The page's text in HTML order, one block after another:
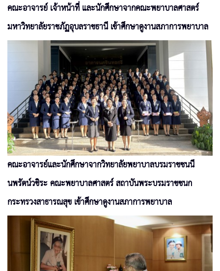
คณะอาจารย์ เจ้าหน้าที่ และนักศึกษาจากคณะพยาบาลศาสตร์
มหาวิทยาลัยราชภัฏอุบลราชธานี เข้าศึกษาดูงานสภาการพยาบาล
คณะอาจารย์และนักศึกษาจากวิทยาลัยพยาบาลบรมราชชนนี
นพรัตน์วชิระ คณะพยาบาลศาสตร์ สถาบันพระบรมราชชนก
กระทรวงสาธารณสุข เข้าศึกษาดูงานสภาการพยาบาล